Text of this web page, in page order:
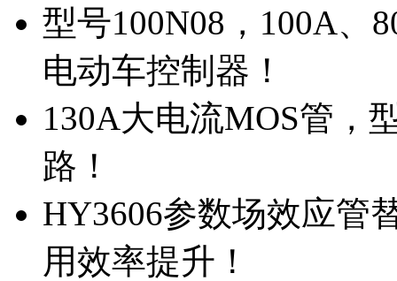
型号100N08，100A、
电动车控制器！
130A大电流MOS管，
路！
HY3606参数场效应管
用效率提升！